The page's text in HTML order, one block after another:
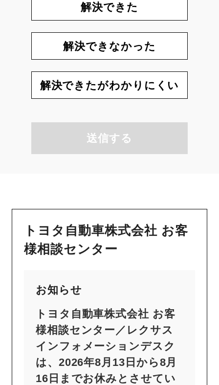
解決できた
解決できなかった
解決できたがわかりにくい
送信する
トヨタ自動車株式会社 お客
様相談センター
お知らせ
トヨタ自動車株式会社 お客
様相談センター／レクサス
インフォメーションデスク
は、2026年8月13日から8月
16日までお休みとさせてい